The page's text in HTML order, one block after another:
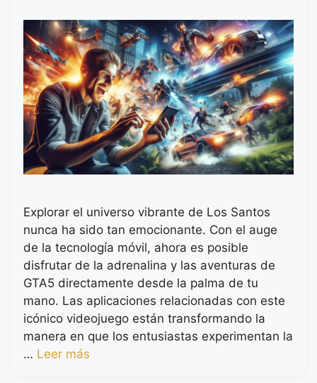
Explorar el universo vibrante de Los Santos
nunca ha sido tan emocionante. Con el auge
de la tecnología móvil, ahora es posible
disfrutar de la adrenalina y las aventuras de
GTA5 directamente desde la palma de tu
mano. Las aplicaciones relacionadas con este
icónico videojuego están transformando la
manera en que los entusiastas experimentan la
… Leer más